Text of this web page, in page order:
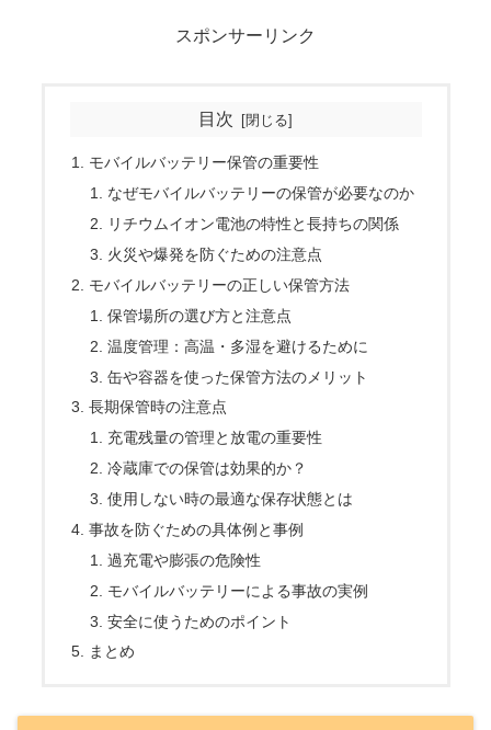
スポンサーリンク
目次
モバイルバッテリー保管の重要性
なぜモバイルバッテリーの保管が必要なのか
リチウムイオン電池の特性と長持ちの関係
火災や爆発を防ぐための注意点
モバイルバッテリーの正しい保管方法
保管場所の選び方と注意点
温度管理：高温・多湿を避けるために
缶や容器を使った保管方法のメリット
長期保管時の注意点
充電残量の管理と放電の重要性
冷蔵庫での保管は効果的か？
使用しない時の最適な保存状態とは
事故を防ぐための具体例と事例
過充電や膨張の危険性
モバイルバッテリーによる事故の実例
安全に使うためのポイント
まとめ